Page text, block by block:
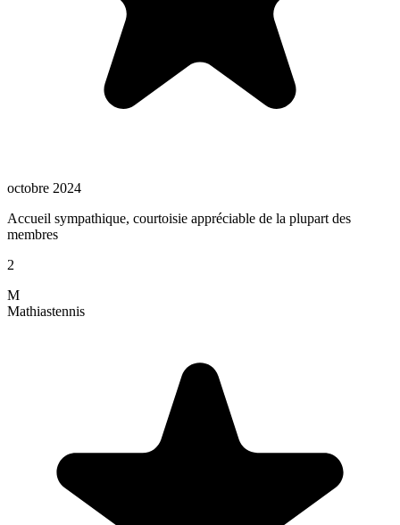
octobre 2024
Accueil sympathique, courtoisie appréciable de la plupart des
membres
2
M
Mathiastennis